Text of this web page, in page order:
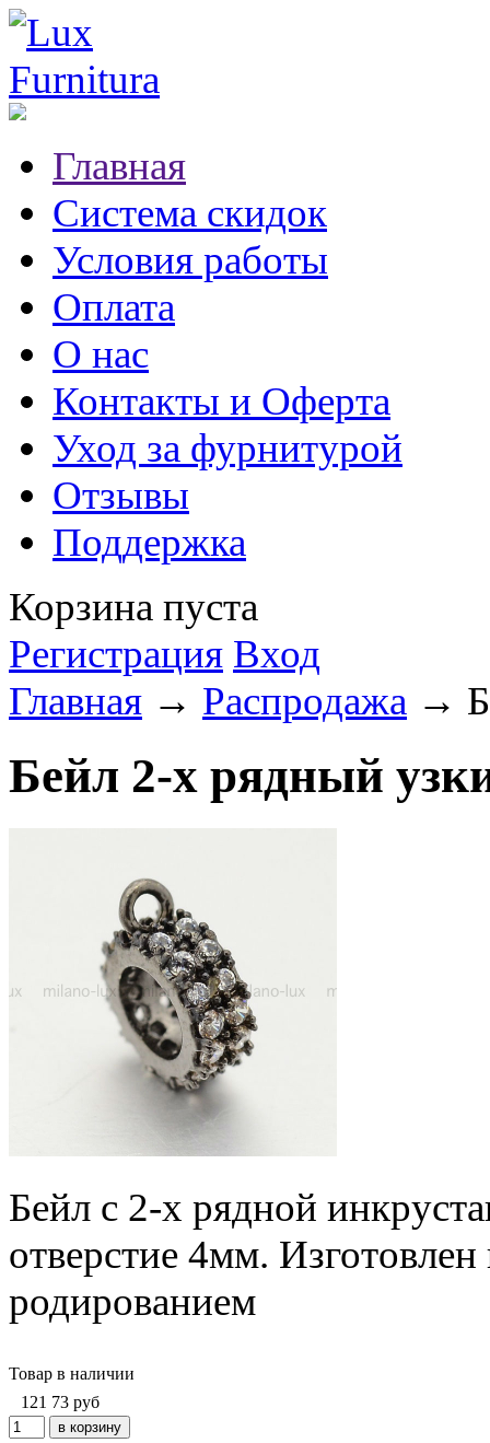
Главная
Система скидок
Условия работы
Оплата
О нас
Контакты и Оферта
Уход за фурнитурой
Отзывы
Поддержка
Корзина пуста
Регистрация Вход
Главная → Распродажа →
Бейл 2-х рядный
Бейл с 2-х рядной
отверстие 4мм.
родированием
Товар в наличии
121 73 руб